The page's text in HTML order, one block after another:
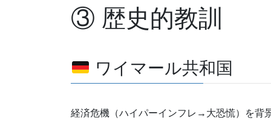
③ 歴史的教訓
ワイマール共和国
経済危機（ハイパーインフレ→大恐慌）を背景